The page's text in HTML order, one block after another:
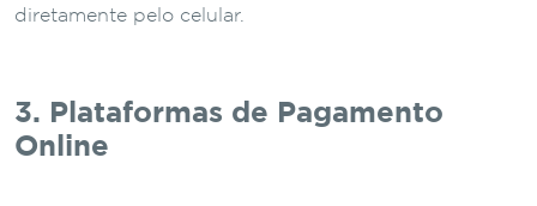
diretamente pelo celular.
3. Plataformas de Pagamento
Online